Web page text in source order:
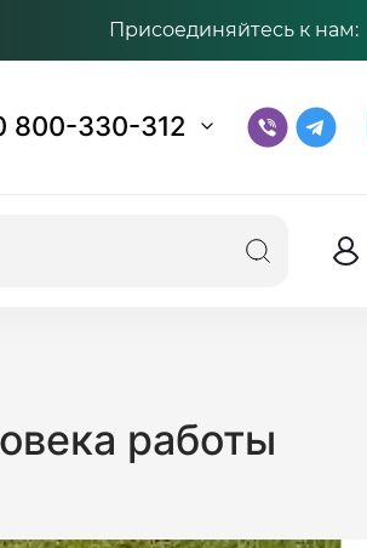
Присоединяйтесь к нам:
800-330-312
работы